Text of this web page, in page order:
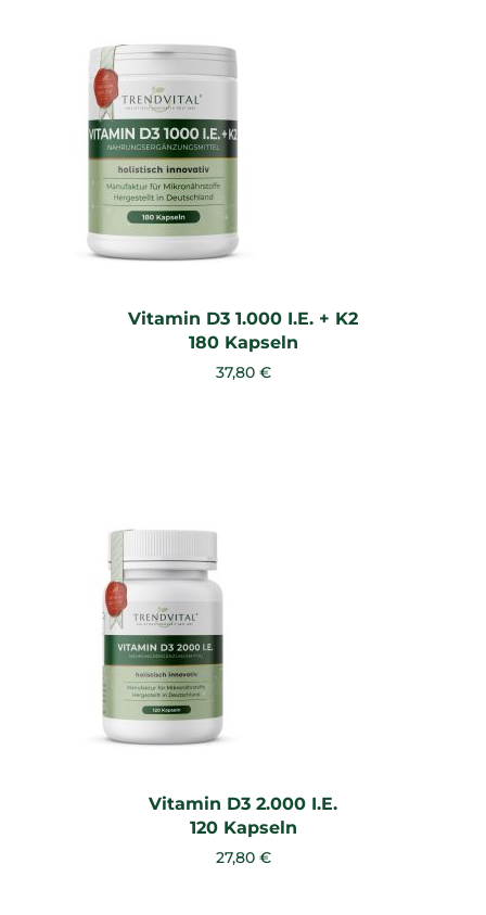
Vitamin D3 1.000 I.E. + K2
180 Kapseln
37,80 €
Vitamin D3 2.000 I.E.
120 Kapseln
27,80 €